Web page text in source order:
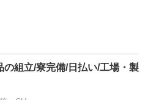
組立/寮完備/日払い/工場・製